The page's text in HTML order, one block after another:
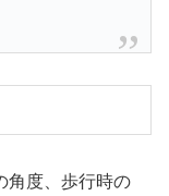
角度、歩行時の